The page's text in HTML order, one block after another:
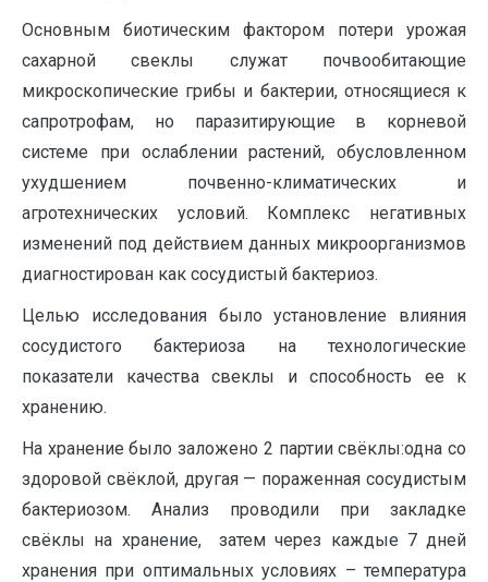
Основным биотическим фак­тором потери урожая
сахарной свеклы служат почвообитающие
микроскопические грибы и бактерии, относящиеся к
сапротрофам, но паразитирующие в кор­невой
системе при ослаблении растений, обусловленном
ухудшением почвенно-климатических и
агротехнических условий. Комплекс негативных
изменений под действием данных микроорганизмов
диагностирован как сосудистый бактериоз.
Целью исследования было установление влияния
сосудистого бактериоза на технологические
показатели качества свеклы и способность ее к
хранению.
На хранение было заложено 2 партии свёклы:одна со
здоровой свёклой, другая — пораженная сосудистым
бактериозом. Анализ проводили при закладке
свёклы на хранение, затем через каждые 7 дней
хранения при оптимальных условиях – температура